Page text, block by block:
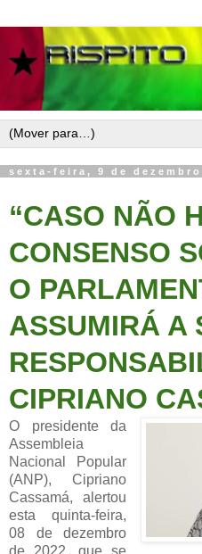
sexta-feira, 9 de dezembro
“CASO NÃO
CONSENSO
O
ASSUMIRÁ A
CIPRIANO
O presidente da
Assembleia
Nacional Popular
(ANP), Cipriano
Cassamá, alertou
esta quinta-feira,
08 de dezembro
de 2022, que se